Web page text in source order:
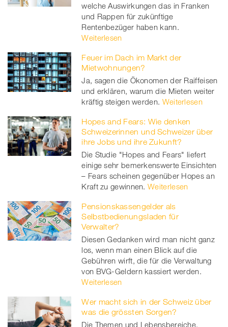
welche Auswirkungen das in Franken
und Rappen für zukünftige
Rentenbezüger haben kann.
Weiterlesen
Feuer im Dach im Markt der
Mietwohnungen?
Ja, sagen die Ökonomen der Raiffeisen
und erklären, warum die Mieten weiter
kräftig steigen werden. Weiterlesen
Hopes and Fears: Wie denken
Schweizerinnen und Schweizer über
ihre Jobs und ihre Zukunft?
Die Studie "Hopes and Fears" liefert
einige sehr bemerkenswerte Einsichten
– Fears scheinen gegenüber Hopes an
Kraft zu gewinnen. Weiterlesen
Pensionskassengelder als
Selbstbedienungsladen für
Verwalter?
Diesen Gedanken wird man nicht ganz
los, wenn man einen Blick auf die
Gebühren wirft, die für die Verwaltung
von BVG-Geldern kassiert werden.
Weiterlesen
Wer macht sich in der Schweiz über
was die grössten Sorgen?
Die Themen und Lebensbereiche,